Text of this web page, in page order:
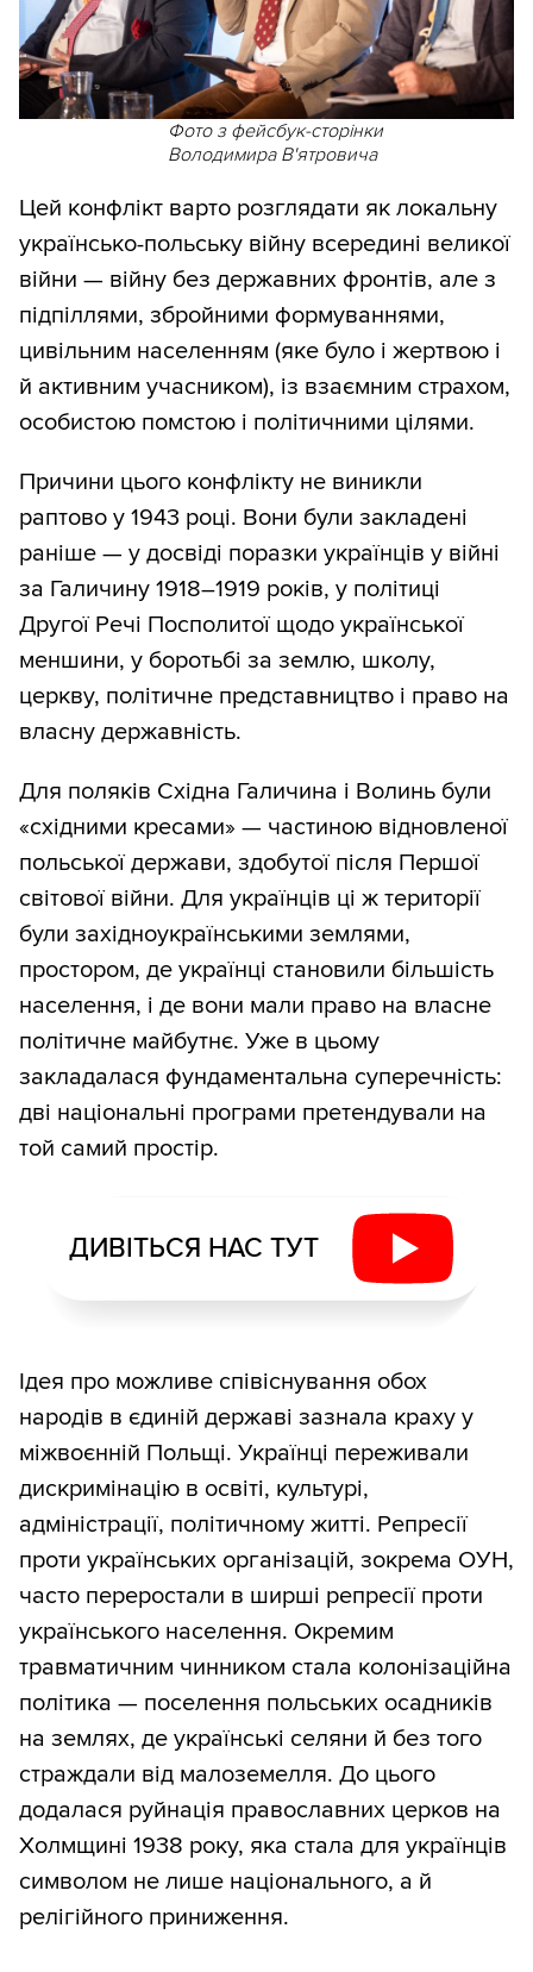
Фото з фейсбук-сторінки
Володимира В'ятровича
Цей конфлікт варто розглядати як локальну
українсько-польську війну всередині великої
війни — війну без державних фронтів, але з
підпіллями, збройними формуваннями,
цивільним населенням (яке було і жертвою і
й активним учасником), із взаємним страхом,
особистою помстою і політичними цілями.
Причини цього конфлікту не виникли
раптово у 1943 році. Вони були закладені
раніше — у досвіді поразки українців у війні
за Галичину 1918–1919 років, у політиці
Другої Речі Посполитої щодо української
меншини, у боротьбі за землю, школу,
церкву, політичне представництво і право на
власну державність.
Для поляків Східна Галичина і Волинь були
«східними кресами» — частиною відновленої
польської держави, здобутої після Першої
світової війни. Для українців ці ж території
були західноукраїнськими землями,
простором, де українці становили більшість
населення, і де вони мали право на власне
політичне майбутнє. Уже в цьому
закладалася фундаментальна суперечність:
дві національні програми претендували на
той самий простір.
ДИВІТЬСЯ НАС ТУТ
Ідея про можливе співіснування обох
народів в єдиній державі зазнала краху у
міжвоєнній Польщі. Українці переживали
дискримінацію в освіті, культурі,
адміністрації, політичному житті. Репресії
проти українських організацій, зокрема ОУН,
часто переростали в ширші репресії проти
українського населення. Окремим
травматичним чинником стала колонізаційна
політика — поселення польських осадників
на землях, де українські селяни й без того
страждали від малоземелля. До цього
додалася руйнація православних церков на
Холмщині 1938 року, яка стала для українців
символом не лише національного, а й
релігійного приниження.